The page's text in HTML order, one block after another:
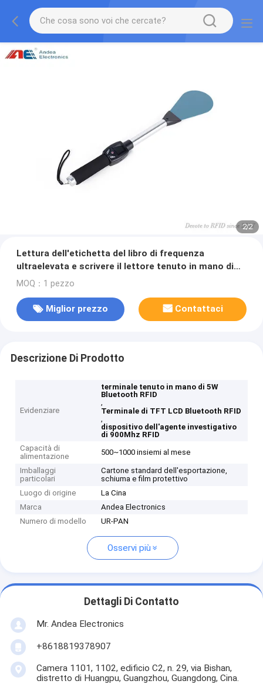
1/2
Lettura dell'etichetta del libro di frequenza
ultraelevata e scrivere il lettore tenuto in mano di
Bluetooth RFID
MOQ：1 pezzo
Miglior prezzo Contattaci
Descrizione Di Prodotto
Evidenziare
terminale tenuto in mano di 5W
Bluetooth RFID
,
Terminale di TFT LCD Bluetooth RFID
,
dispositivo dell'agente investigativo
di 900Mhz RFID
Capacità di
alimentazione
500~1000 insiemi al mese
Imballaggi
particolari
Cartone standard dell'esportazione,
schiuma e film protettivo
Luogo di origine
La Cina
Marca
Andea Electronics
Numero di modello
UR-PAN
Osservi più
Dettagli Di Contatto
Mr. Andea Electronics
+8618819378907
Camera 1101, 1102, edificio C2, n. 29, via Bishan,
distretto di Huangpu, Guangzhou, Guangdong, Cina.